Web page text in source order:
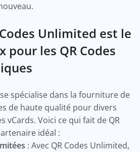
Unlimited est le
pour les QR Codes
spécialise dans la fourniture de
de haute qualité pour divers
vCards. Voici ce qui fait de QR
idéal :
: Avec QR Codes Unlimited,